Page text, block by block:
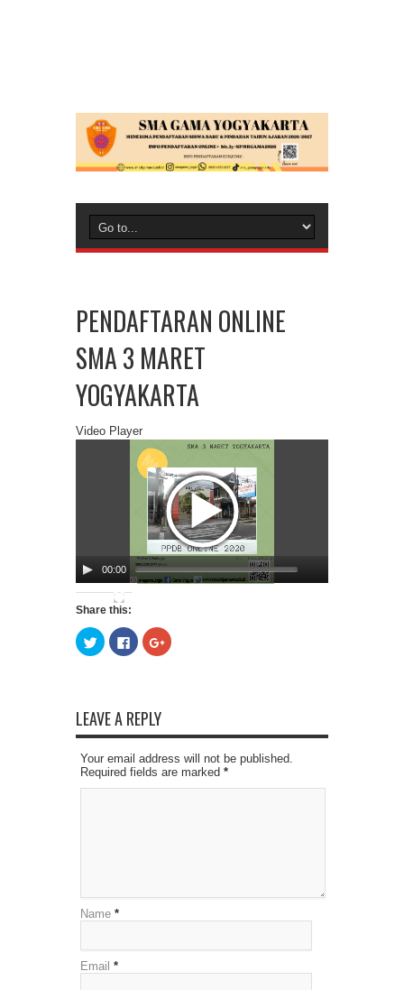
PENDAFTARAN ONLINE
SMA 3 MARET
YOGYAKARTA
Video Player
00:00
Share this:
Click
to
share
new
window)
Click
to
share
new
window)
Click
to
LEAVE A REPLY
Your email address will not be published.
Required fields are marked *
Name *
Email *